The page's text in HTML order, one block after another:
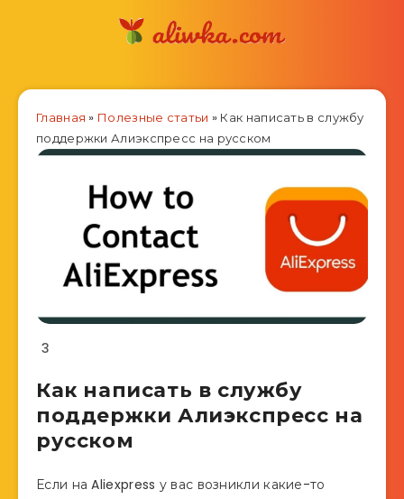
Главная » Полезные статьи » Как написать в службу
поддержки Алиэкспресс на русском
3
Как написать в службу
поддержки Алиэкспресс на
русском
Если на Aliexpress у вас возникли какие-то